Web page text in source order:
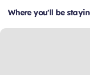
Where you'll be